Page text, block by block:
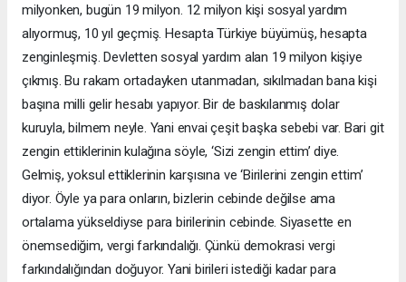
milyonken, bugün 19 milyon. 12 milyon kişi sosyal yardım
alıyormuş, 10 yıl geçmiş. Hesapta Türkiye büyümüş, hesapta
zenginleşmiş. Devletten sosyal yardım alan 19 milyon kişiye
çıkmış. Bu rakam ortadayken utanmadan, sıkılmadan bana kişi
başına milli gelir hesabı yapıyor. Bir de baskılanmış dolar
kuruyla, bilmem neyle. Yani envai çeşit başka sebebi var. Bari git
zengin ettiklerinin kulağına söyle, ‘Sizi zengin ettim’ diye.
Gelmiş, yoksul ettiklerinin karşısına ve ‘Birilerini zengin ettim’
diyor. Öyle ya para onların, bizlerin cebinde değilse ama
ortalama yükseldiyse para birilerinin cebinde. Siyasette en
önemsediğim, vergi farkındalığı. Çünkü demokrasi vergi
farkındalığından doğuyor. Yani birileri istediği kadar para